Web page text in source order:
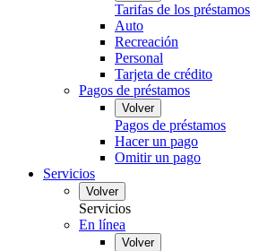
Tarifas de los préstamos
Auto
Recreación
Personal
Tarjeta de crédito
Pagos de préstamos
Volver
Pagos de préstamos
Hacer un pago
Omitir un pago
Servicios
Volver
Servicios
En línea
Volver